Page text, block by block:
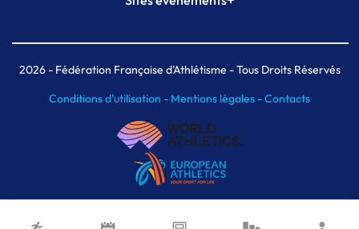
Plateforme Formation
Meeting de Paris indoor
MAIF Ekiden de Paris
2026- Fédération Française d'Athlétisme - Tous Droits Réservés
Conditions d'utilisation - Mentions légales -Contacts